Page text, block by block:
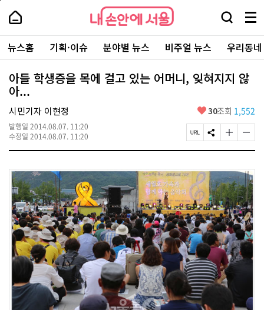
본
로
가
내
손
안
에
서
울
-
서
울
시
대
표
소
통
포
내
손
에
울
검
창
열
기
메
뉴
전
체
보
기
주
요
서
뉴스홈 기획·이슈 분야별 뉴스 비주얼 뉴스 우리동
아들 학생증을 목에 걸고 있는 어머니, 잊혀지지 않
아...
시민기자 이현정
발행일 2014.08.07. 11:20
수정일 2014.08.07. 11:20
좋
요
30조회 1,552
페
이
U
R
L
복
사
S
N
공
유
하
기
글
자
기
크
게
변
경
하
기
글
자
기
작
게
변
경
하
기
페
상
단
로